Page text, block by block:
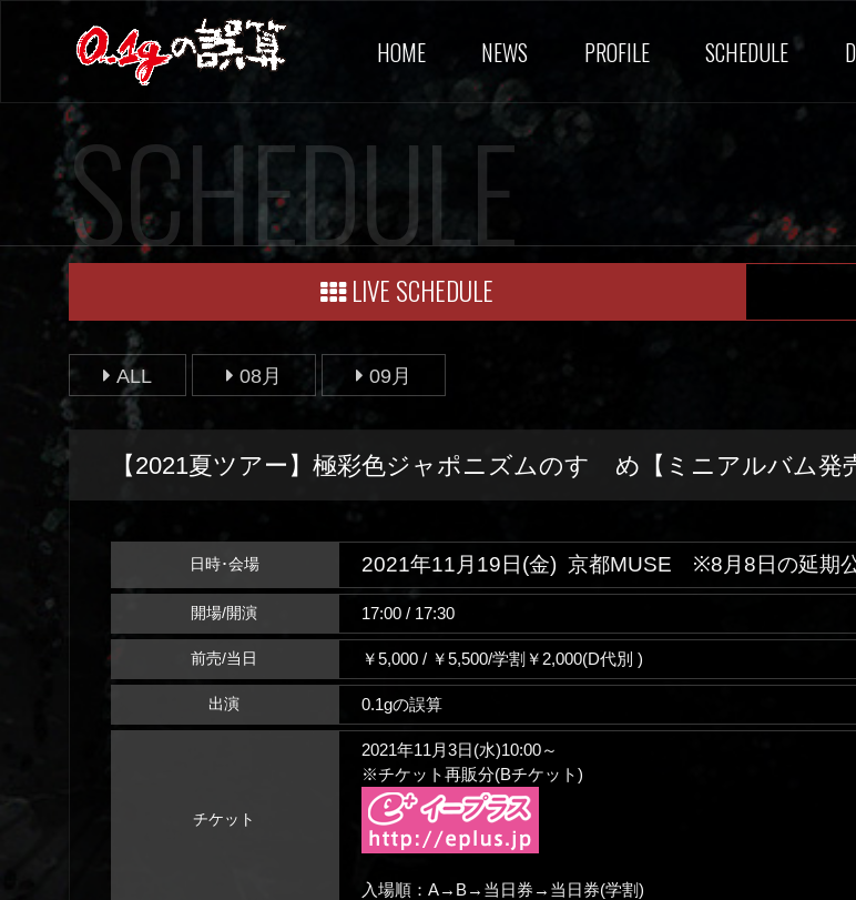
HOME NEWS PROFILE SCHEDULE
SCHEDULE
LIVE SCHEDULE
ALL 08月 09月
【2021夏ツアー】極彩色ジャポニズムのすゝめ【ミニアルバム発
日時･会場 2021年11月19日(金) 京都MUSE ※8月8日の延期
開場/開演 17:00 / 17:30
前売/当日 ￥5,000 / ￥5,500/学割￥2,000(D代別 )
出演 0.1gの誤算
チケット
2021年11月3日(水)10:00～
※チケット再販分(Bチケット)
入場順：A→B→当日券→当日券(学割)